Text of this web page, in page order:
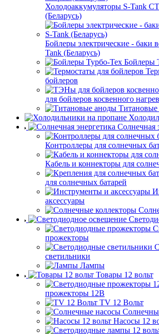
Холодоаккумуляторы S-Tank
(Беларусь)
Бойлеры электрические - баки
Tank (Беларусь)
Бойлеры
бойлеров
для бойлеров косвенного
Солнечная
Контроллеры для солнечных
Кабель и коннекторы для
для солнечных батарей
аксессуары
прожекторы
светильники
Лампы
Товары 12 вольт
прожекторы 12В
TV 12 Вольт
Насосы 12